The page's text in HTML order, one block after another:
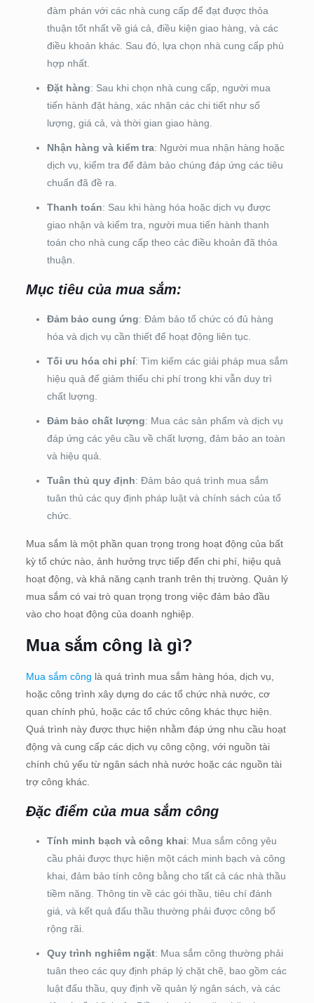
đàm phán với các nhà cung cấp để đạt được thỏa
thuận tốt nhất về giá cả, điều kiện giao hàng, và các
điều khoản khác. Sau đó, lựa chọn nhà cung cấp phù
hợp nhất.
Đặt hàng: Sau khi chọn nhà cung cấp, người mua
tiến hành đặt hàng, xác nhận các chi tiết như số
lượng, giá cả, và thời gian giao hàng.
Nhận hàng và kiểm tra: Người mua nhận hàng hoặc
dịch vụ, kiểm tra để đảm bảo chúng đáp ứng các tiêu
chuẩn đã đề ra.
Thanh toán: Sau khi hàng hóa hoặc dịch vụ được
giao nhận và kiểm tra, người mua tiến hành thanh
toán cho nhà cung cấp theo các điều khoản đã thỏa
thuận.
Mục tiêu của mua sắm:
Đảm bảo cung ứng: Đảm bảo tổ chức có đủ hàng
hóa và dịch vụ cần thiết để hoạt động liên tục.
Tối ưu hóa chi phí: Tìm kiếm các giải pháp mua sắm
hiệu quả để giảm thiểu chi phí trong khi vẫn duy trì
chất lượng.
Đảm bảo chất lượng: Mua các sản phẩm và dịch vụ
đáp ứng các yêu cầu về chất lượng, đảm bảo an toàn
và hiệu quả.
Tuân thủ quy định: Đảm bảo quá trình mua sắm
tuân thủ các quy định pháp luật và chính sách của tổ
chức.
Mua sắm là một phần quan trọng trong hoạt động của bất
kỳ tổ chức nào, ảnh hưởng trực tiếp đến chi phí, hiệu quả
hoạt động, và khả năng cạnh tranh trên thị trường. Quản lý
mua sắm có vai trò quan trọng trong việc đảm bảo đầu
vào cho hoạt động của doanh nghiệp.
Mua sắm công là gì?
Mua sắm công là quá trình mua sắm hàng hóa, dịch vụ,
hoặc công trình xây dựng do các tổ chức nhà nước, cơ
quan chính phủ, hoặc các tổ chức công khác thực hiện.
Quá trình này được thực hiện nhằm đáp ứng nhu cầu hoạt
động và cung cấp các dịch vụ công cộng, với nguồn tài
chính chủ yếu từ ngân sách nhà nước hoặc các nguồn tài
trợ công khác.
Đặc điểm của mua sắm công
Tính minh bạch và công khai: Mua sắm công yêu
cầu phải được thực hiện một cách minh bạch và công
khai, đảm bảo tính công bằng cho tất cả các nhà thầu
tiềm năng. Thông tin về các gói thầu, tiêu chí đánh
giá, và kết quả đấu thầu thường phải được công bố
rộng rãi.
Quy trình nghiêm ngặt: Mua sắm công thường phải
tuân theo các quy định pháp lý chặt chẽ, bao gồm các
luật đấu thầu, quy định về quản lý ngân sách, và các